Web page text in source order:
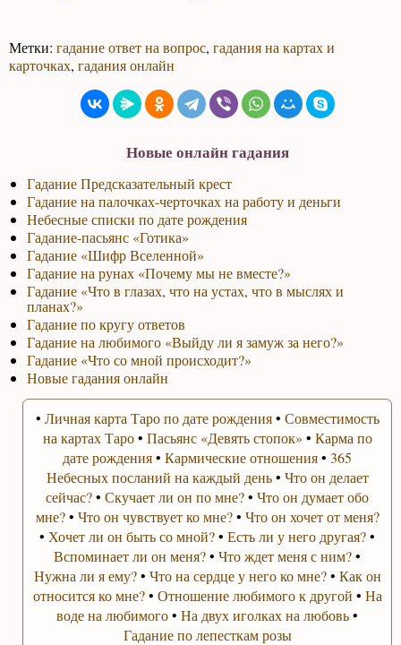
Метки:гадание ответ на вопрос,гадания на картах и
карточках,гадания онлайн
Новые онлайн гадания
Гадание Предсказательный крест
Гадание на палочках-черточках на работу и деньги
Небесные списки по дате рождения
Гадание-пасьянс «Готика»
Гадание «Шифр Вселенной»
Гадание на рунах «Почему мы не вместе?»
Гадание «Что в глазах, что на устах, что в мыслях и
планах?»
Гадание по кругу ответов
Гадание на любимого «Выйду ли я замуж за него?»
Гадание «Что со мной происходит?»
Новые гадания онлайн
• Личная карта Таро по дате рождения• Совместимость
на картах Таро• Пасьянс «Девять стопок» • Карма по
дате рождения•Кармические отношения•365
Небесных посланий на каждый день• Что он делает
сейчас?•Скучает ли он по мне?•Что он думает обо
мне?• Что он чувствует ко мне?• Что он хочет от меня?
• Хочет ли он быть со мной?•Есть ли у него другая?•
Вспоминает ли он меня?•Что ждет меня с ним?•
Нужна ли я ему?• Что на сердце у него ко мне?• Как он
относится ко мне?• Отношение любимого к другой • На
воде на любимого•На двух иголках на любовь•
Гадание по лепесткам розы